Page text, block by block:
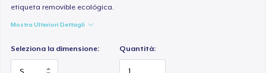
etiqueta removible ecológica.
Mostra Ulteriori Dettagli
Seleziona la dimensione: Quantità: